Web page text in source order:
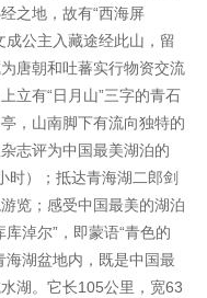
之地，故有“西海屏
成公主入藏途经此山，留
唐朝和吐蕃实行物资交流
立有“日月山”三字的青石
，山南脚下有流向独特的
志评为中国最美湖泊的
时）；抵达青海湖二郎剑
览；感受中国最美的湖泊
淖尔”，即蒙语“青色的
海湖盆地内，既是中国最
湖。它长105公里，宽63